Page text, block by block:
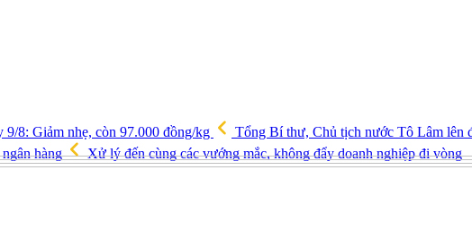
9/8: Giảm nhẹ, còn 97.000 đồng/kg
Tổng Bí thư, Chủ tịch nước Tô Lâm lên
hàng Xử lý đến cùng các vướng mắc, không đẩy doanh nghiệp đi vòng